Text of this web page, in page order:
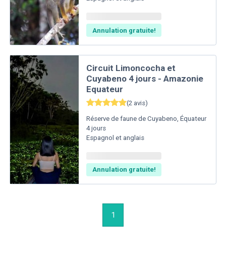
Annulation gratuite!
Circuit Limoncocha et
Cuyabeno 4 jours - Amazonie
Equateur
(2 avis)
Réserve de faune de Cuyabeno ,Équateur
4 jours
Espagnol et anglais
Annulation gratuite!
1